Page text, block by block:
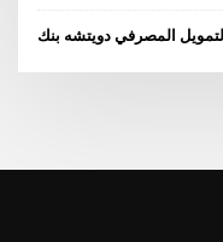
المصرفي دويتشه بنك